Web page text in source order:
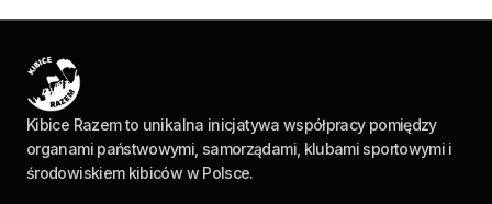
Kibice Razem to unikalna inicjatywa współpracy pomiędzy
organami państwowymi, samorządami, klubami sportowymi i
środowiskiem kibiców w Polsce.